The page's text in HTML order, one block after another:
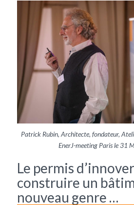
Patrick Rubin, Architecte, fondateur,
EnerJ-meeting Paris le 31
Le permis
construire un
nouveau genre …